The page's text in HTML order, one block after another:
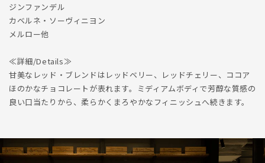
ジンファンデル
カベルネ・ソーヴィニヨン
メルロー他
≪詳細/Details≫
甘美なレッド・ブレンドはレッドベリー、レッドチェリー、ココア
ほのかなチョコレートが表れます。ミディアムボディで芳醇な質感の
良い口当たりから、柔らかくまろやかなフィニッシュへ続きます。